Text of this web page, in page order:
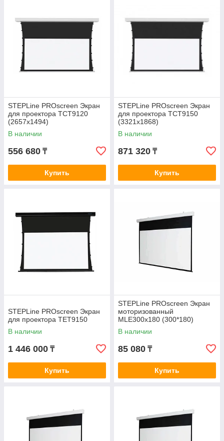
STEPLine PROscreen Экран
для проектора TCT9120
(2657х1494)
В наличии
556 680 ₸
Купить
STEPLine PROscreen Экран
для проектора TCT9150
(3321х1868)
В наличии
871 320 ₸
Купить
STEPLine PROscreen Экран
для проектора TET9150
В наличии
1 446 000 ₸
Купить
STEPLine PROscreen Экран
моторизованный
MLE300x180 (300*180)
В наличии
85 080 ₸
Купить